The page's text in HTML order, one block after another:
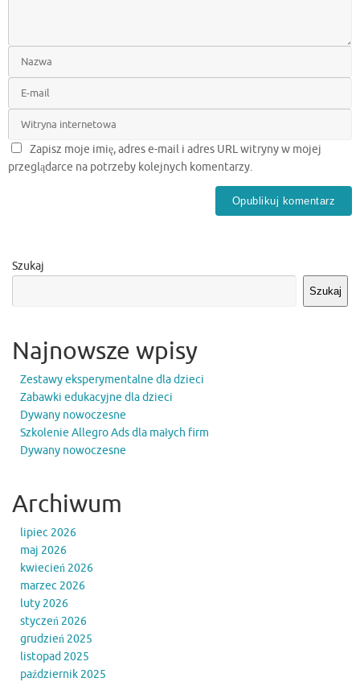
Zapisz moje imię, adres e-mail i adres URL witryny w mojej
przeglądarce na potrzeby kolejnych komentarzy.
Szukaj
Szukaj
Najnowsze wpisy
Zestawy eksperymentalne dla dzieci
Zabawki edukacyjne dla dzieci
Dywany nowoczesne
Szkolenie Allegro Ads dla małych firm
Dywany nowoczesne
Archiwum
lipiec 2026
maj 2026
kwiecień 2026
marzec 2026
luty 2026
styczeń 2026
grudzień 2025
listopad 2025
październik 2025